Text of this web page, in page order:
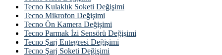
Tecno Kulaklık Soketi Değişimi
Tecno Mikrofon Değişimi
Tecno Ön Kamera Değişimi
Tecno Parmak İzi Sensörü Değişimi
Tecno Şarj Entegresi Değişimi
Tecno Şarj Soketi Değişimi